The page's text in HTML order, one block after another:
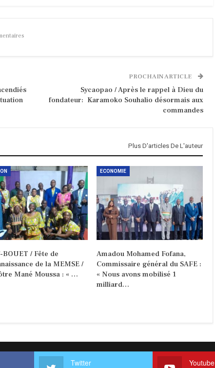
PROCHAIN ARTICLE
Sycaopao / Après le rappel à Dieu du
fondateur: Karamoko Souhalio désormais aux
commandes
Plus D'articles De L'auteur
BOUET / Fête de
de la MEMSE /
Mané Moussa : « …
ECONOMIE
Amadou Mohamed Fofana,
Commissaire général du SAFE :
« Nous avons mobilisé 1
milliard…
Twitter Youtube